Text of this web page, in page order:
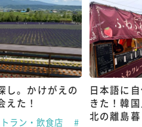
し。かけがえの
えた！
ラン・飲食店
#
日本語に
きた！韓
北の離島